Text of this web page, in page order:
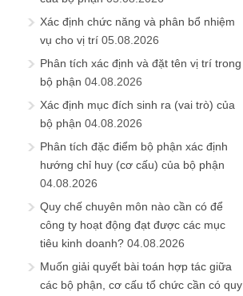
Xác định chức năng và phân bổ nhiệm
vụ cho vị trí 05.08.2026
Phân tích xác định và đặt tên vị trí trong
bộ phận 04.08.2026
Xác định mục đích sinh ra (vai trò) của
bộ phận 04.08.2026
Phân tích đặc điểm bộ phận xác định
hướng chỉ huy (cơ cấu) của bộ phận
04.08.2026
Quy chế chuyên môn nào cần có để
công ty hoạt động đạt được các mục
tiêu kinh doanh? 04.08.2026
Muốn giải quyết bài toán hợp tác giữa
các bộ phận, cơ cấu tổ chức cần có quy